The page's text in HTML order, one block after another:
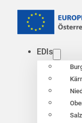
EDIs